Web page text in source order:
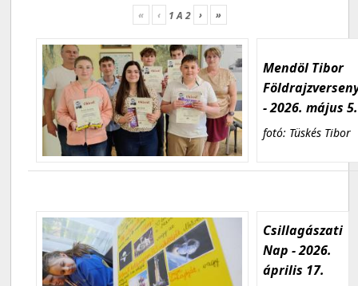
« ‹ 1A2 › »
Mendöl Tibor
- 2026. május 5.
fotó: Tüskés Tibor
Csillagászati
Nap - 2026.
április 17.